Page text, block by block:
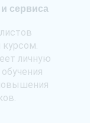
сервиса
курсом.
личную